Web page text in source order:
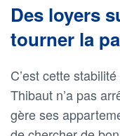
Des loyers
tourner la
C’est cette
Thibaut n’a pas
gère ses